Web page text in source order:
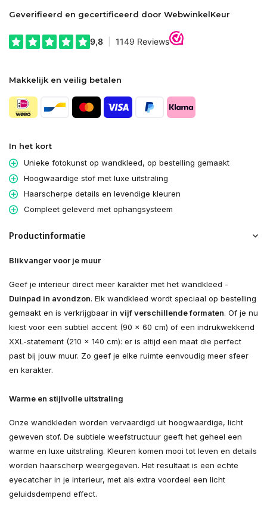
Geverifieerd en gecertificeerd door WebwinkelKeur
Makkelijk en veilig betalen
In het kort
Unieke fotokunst op wandkleed, op bestelling gemaakt
Hoogwaardige stof met luxe uitstraling
Haarscherpe details en levendige kleuren
Compleet geleverd met ophangsysteem
Productinformatie
Blikvanger voor je muur
Geef je interieur direct meer karakter met het wandkleed -
Duinpad in avondzon. Elk wandkleed wordt speciaal op bestelling
gemaakt en is verkrijgbaar in vijf verschillende formaten. Of je nu
kiest voor een subtiel accent (90 × 60 cm) of een indrukwekkend
XXL-statement (210 × 140 cm): er is altijd een maat die perfect
past bij jouw muur. Zo geef je elke ruimte eenvoudig meer sfeer
en karakter.
Warme en stijlvolle uitstraling
Onze wandkleden worden vervaardigd uit hoogwaardige, licht
geweven stof. De subtiele weefstructuur geeft het geheel een
warme en luxe uitstraling. Kleuren komen mooi tot leven en details
worden haarscherp weergegeven. Het resultaat is een echte
eyecatcher in je interieur, met als extra voordeel een licht
geluidsdempend effect.